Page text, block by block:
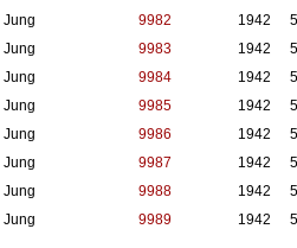
Jung
9982 1942
Jung
9983 1942
Jung
9984 1942
Jung
9985 1942
Jung
9986 1942
Jung
9987 1942
Jung
9988 1942
Jung
9989 1942